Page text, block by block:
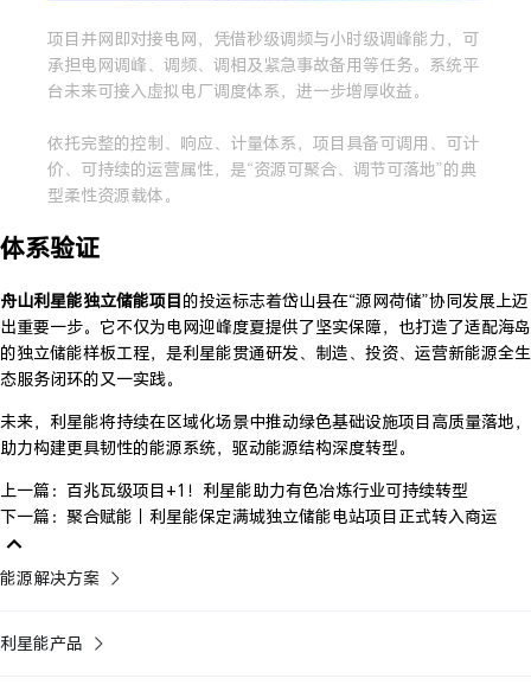
项目并网即对接电网，凭借秒级调频与小时级调峰能力，可
承担电网调峰、调频、调相及紧急事故备用等任务。系统平
台未来可接入虚拟电厂调度体系，进一步增厚收益。
依托完整的控制、响应、计量体系，项目具备可调用、可计
价、可持续的运营属性，是“资源可聚合、调节可落地”的典
型柔性资源载体。
体系验证
舟山利星能独立储能项目的投运标志着岱山县在“源网荷储”协同发展上迈
出重要一步。它不仅为电网迎峰度夏提供了坚实保障，也打造了适配海岛
的独立储能样板工程，是利星能贯通研发、制造、投资、运营新能源全生
态服务闭环的又一实践。
未来，利星能将持续在区域化场景中推动绿色基础设施项目高质量落地，
助力构建更具韧性的能源系统，驱动能源结构深度转型。
上一篇：百兆瓦级项目+1！利星能助力有色冶炼行业可持续转型
下一篇：聚合赋能｜利星能保定满城独立储能电站项目正式转入商运
能源解决方案
利星能产品